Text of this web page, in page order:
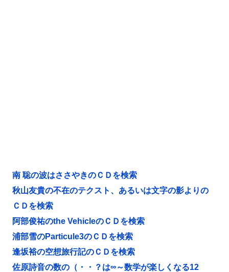
南 聡の波はささやきのＣＤを検索
秋山友貴の不在のテクスト、あるいは文字の影よりの
ＣＤを検索
阿部俊祐のthe VehicleのＣＤを検索
浦部雪のParticule3のＣＤを検索
逢坂裕の空想旅行記のＣＤを検索
佐原詩音の数の（・・？は∞～数学が楽しくなる12